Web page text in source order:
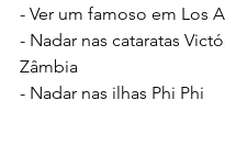
- Ver um famoso em Los
- Nadar nas cataratas
Zâmbia
- Nadar nas ilhas Phi Phi